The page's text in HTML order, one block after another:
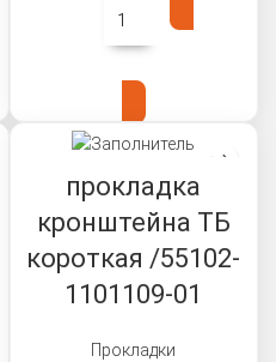
прокладка
кронштейна ТБ
короткая /55102-
1101109-01
Прокладки